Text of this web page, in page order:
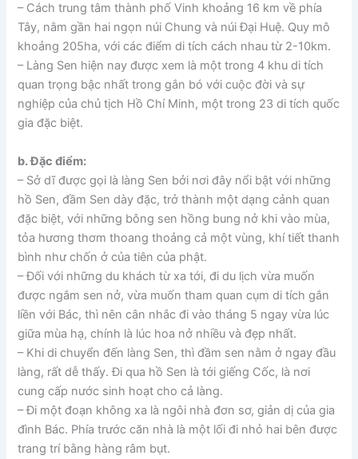
– Cách trung tâm thành phố Vinh khoảng 16 km về phía
Tây, nằm gần hai ngọn núi Chung và núi Đại Huệ. Quy mô
khoảng 205ha, với các điểm di tích cách nhau từ 2-10km.
– Làng Sen hiện nay được xem là một trong 4 khu di tích
quan trọng bậc nhất trong gắn bó với cuộc đời và sự
nghiệp của chủ tịch Hồ Chí Minh, một trong 23 di tích quốc
gia đặc biệt.
b. Đặc điểm:
– Sở dĩ được gọi là làng Sen bởi nơi đây nổi bật với những
hồ Sen, đầm Sen dày đặc, trở thành một dạng cảnh quan
đặc biệt, với những bông sen hồng bung nở khi vào mùa,
tỏa hương thơm thoang thoảng cả một vùng, khí tiết thanh
bình như chốn ở của tiên của phật.
– Đối với những du khách từ xa tới, đi du lịch vừa muốn
được ngắm sen nở, vừa muốn tham quan cụm di tích gắn
liền với Bác, thì nên cân nhắc đi vào tháng 5 ngay vừa lúc
giữa mùa hạ, chính là lúc hoa nở nhiều và đẹp nhất.
– Khi di chuyển đến làng Sen, thì đầm sen nằm ở ngay đầu
làng, rất dễ thấy. Đi qua hồ Sen là tới giếng Cốc, là nơi
cung cấp nước sinh hoạt cho cả làng.
– Đi một đoạn không xa là ngôi nhà đơn sơ, giản dị của gia
đình Bác. Phía trước căn nhà là một lối đi nhỏ hai bên được
trang trí bằng hàng râm bụt.